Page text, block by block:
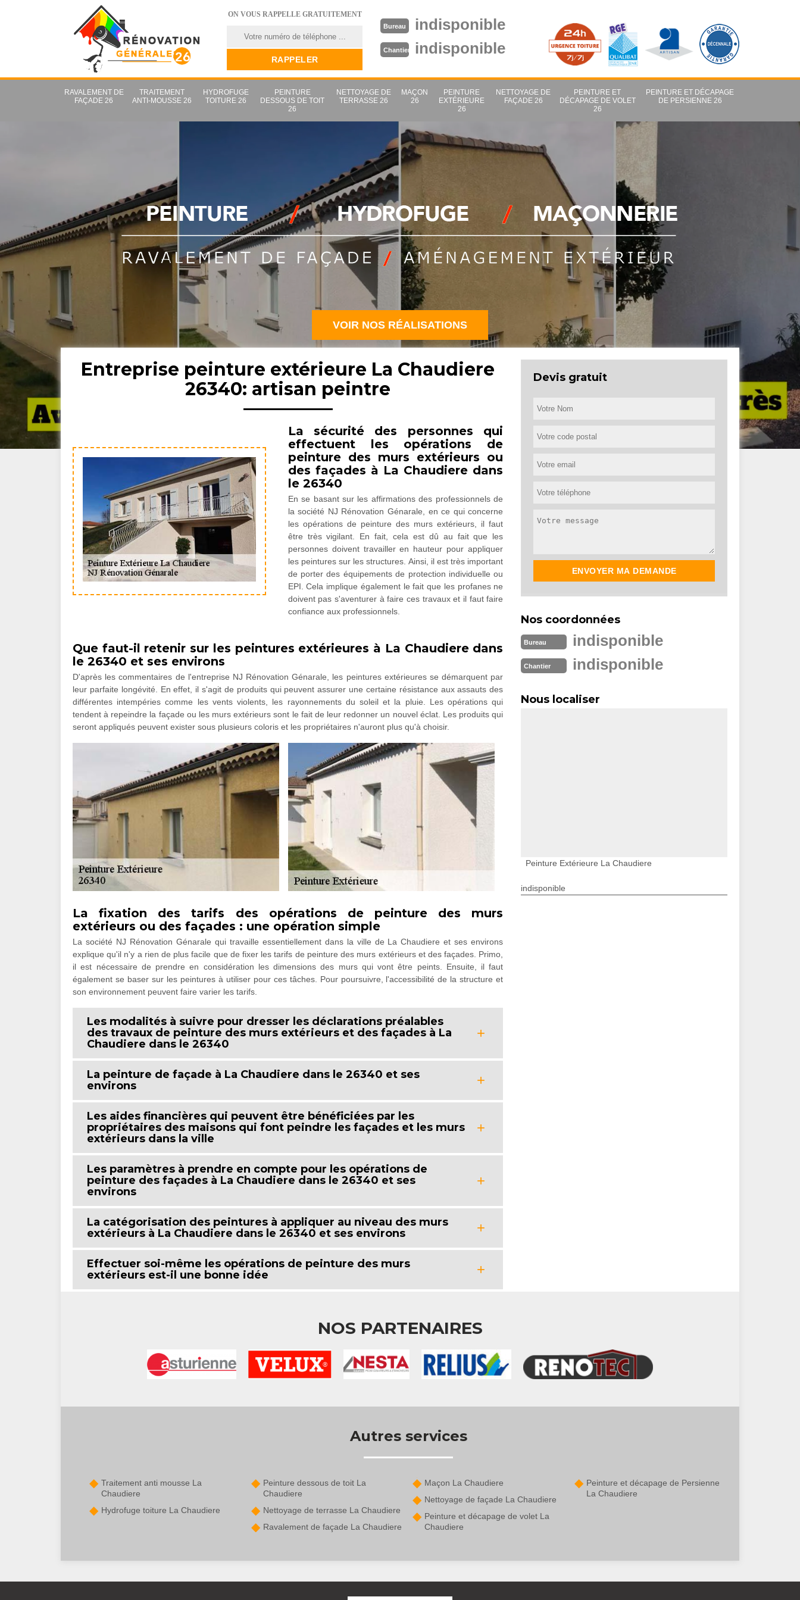
ON VOUS RAPPELLE GRATUITEMENT
Bureau indisponible
Chantier indisponible
RAVALEMENT DE
FAÇADE 26
TRAITEMENT
ANTI-MOUSSE 26
HYDROFUGE
TOITURE 26
PEINTURE
DESSOUS DE TOIT
26
NETTOYAGE DE
TERRASSE 26
MAÇON
26
PEINTURE
EXTÉRIEURE
26
NETTOYAGE DE
FAÇADE 26
PEINTURE ET
DÉCAPAGE DE VOLET
26
PEINTURE ET DÉCAPAGE
DE PERSIENNE 26
VOIR NOS RÉALISATIONS
Entreprise peinture extérieure La Chaudiere
26340: artisan peintre
La sécurité des personnes qui
effectuent les opérations de
peinture des murs extérieurs ou
des façades à La Chaudiere dans
le 26340
En se basant sur les affirmations des professionnels de
la société NJ Rénovation Génarale, en ce qui concerne
les opérations de peinture des murs extérieurs, il faut
être très vigilant. En fait, cela est dû au fait que les
personnes doivent travailler en hauteur pour appliquer
les peintures sur les structures. Ainsi, il est très important
de porter des équipements de protection individuelle ou
EPI. Cela implique également le fait que les profanes ne
doivent pas s'aventurer à faire ces travaux et il faut faire
confiance aux professionnels.
Que faut-il retenir sur les peintures extérieures à La Chaudiere dans
le 26340 et ses environs
D'après les commentaires de l'entreprise NJ Rénovation Génarale, les peintures extérieures se démarquent par
leur parfaite longévité. En effet, il s'agit de produits qui peuvent assurer une certaine résistance aux assauts des
différentes intempéries comme les vents violents, les rayonnements du soleil et la pluie. Les opérations qui
tendent à repeindre la façade ou les murs extérieurs sont le fait de leur redonner un nouvel éclat. Les produits qui
seront appliqués peuvent exister sous plusieurs coloris et les propriétaires n'auront plus qu'à choisir.
La fixation des tarifs des opérations de peinture des murs
extérieurs ou des façades : une opération simple
La société NJ Rénovation Génarale qui travaille essentiellement dans la ville de La Chaudiere et ses environs
explique qu'il n'y a rien de plus facile que de fixer les tarifs de peinture des murs extérieurs et des façades. Primo,
il est nécessaire de prendre en considération les dimensions des murs qui vont être peints. Ensuite, il faut
également se baser sur les peintures à utiliser pour ces tâches. Pour poursuivre, l'accessibilité de la structure et
son environnement peuvent faire varier les tarifs.
Les modalités à suivre pour dresser les déclarations préalables
des travaux de peinture des murs extérieurs et des façades à La
Chaudiere dans le 26340
La peinture de façade à La Chaudiere dans le 26340 et ses
environs
Les aides financières qui peuvent être bénéficiées par les
propriétaires des maisons qui font peindre les façades et les murs
extérieurs dans la ville
Les paramètres à prendre en compte pour les opérations de
peinture des façades à La Chaudiere dans le 26340 et ses
environs
La catégorisation des peintures à appliquer au niveau des murs
extérieurs à La Chaudiere dans le 26340 et ses environs
Effectuer soi-même les opérations de peinture des murs
extérieurs est-il une bonne idée
Devis gratuit
Nos coordonnées
Bureau indisponible
Chantier indisponible
Nous localiser
Peinture Extérieure La Chaudiere
indisponible
NOS PARTENAIRES
Autres services
Traitement anti mousse La
Chaudiere
Hydrofuge toiture La Chaudiere
Peinture dessous de toit La
Chaudiere
Nettoyage de terrasse La Chaudiere
Ravalement de façade La Chaudiere
Maçon La Chaudiere
Nettoyage de façade La Chaudiere
Peinture et décapage de volet La
Chaudiere
Peinture et décapage de Persienne
La Chaudiere